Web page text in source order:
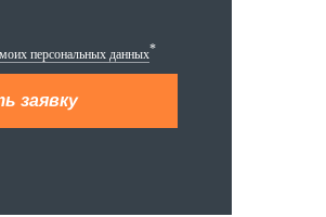
персональных данных*